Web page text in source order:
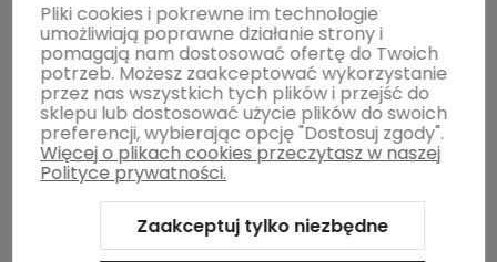
O MARCE
POMOCNE INFORMACJE
ZWROTY / WYMIANY
Pomagamy zwierzakom
Pliki cookies i pokrewne im technologie
umożliwiają poprawne działanie strony i
pomagają nam dostosować ofertę do Twoich
potrzeb. Możesz zaakceptować wykorzystanie
przez nas wszystkich tych plików i przejść do
sklepu lub dostosować użycie plików do swoich
preferencji, wybierając opcję "Dostosuj zgody".
Więcej o plikach cookies przeczytasz w naszej
Polityce prywatności.
Zaakceptuj tylko niezbędne